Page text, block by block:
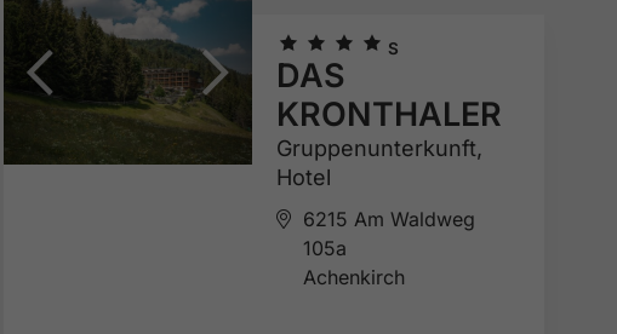
🞙 🞙 🞙 🞙S
DAS
KRONTHALER
Gruppenunterkunft,
Hotel
6215 Am Waldweg
105a
Achenkirch